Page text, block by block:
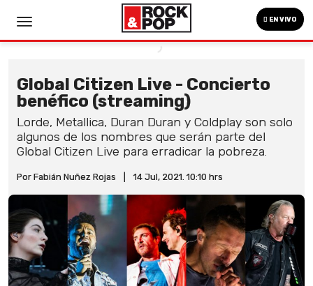
EN VIVO
Global Citizen Live - Concierto
benéfico (streaming)
Lorde, Metallica, Duran Duran y Coldplay son solo
algunos de los nombres que serán parte del
Global Citizen Live para erradicar la pobreza.
Por Fabián Nuñez Rojas 14 Jul, 2021. 10:10 hrs